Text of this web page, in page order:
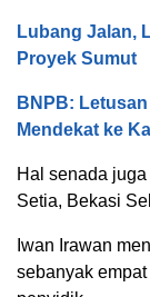
Lubang Jalan,
Proyek Sumut
BNPB:
Mendekat ke
Hal senada
Setia, Bekasi
Iwan Irawan
sebanyak